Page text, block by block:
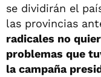
se dividirán el
las provincias
radicales no
problemas que
la campaña